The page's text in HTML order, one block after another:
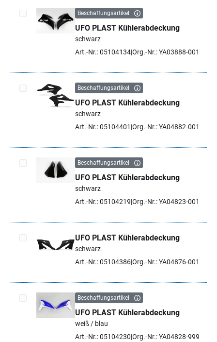
Artikel auswählen
Beschaffungsartikel
UFO PLAST Kühlerabdeckung
schwarz
Art.-Nr.: 05104134Org.-Nr.: YA03888-001
Artikel auswählen
Beschaffungsartikel
UFO PLAST Kühlerabdeckung
schwarz
Art.-Nr.: 05104401 Org.-Nr.: YA04882-001
Artikel auswählen
Beschaffungsartikel
UFO PLAST Kühlerabdeckung
schwarz
Art.-Nr.: 05104219 Org.-Nr.: YA04823-001
Artikel auswählen
UFO PLAST Kühlerabdeckung
schwarz
Art.-Nr.: 05104386Org.-Nr.: YA04876-001
Artikel auswählen
Beschaffungsartikel
UFO PLAST Kühlerabdeckung
weiß / blau
Art.-Nr.: 05104230 Org.-Nr.: YA04828-999